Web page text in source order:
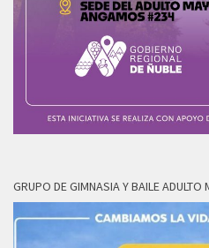
GRUPO DE GIMNASIA Y BAILE ADULTO